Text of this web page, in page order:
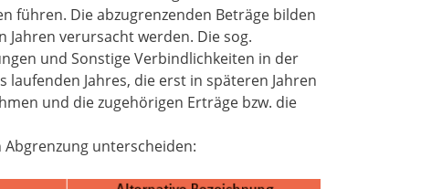
führen. Die abzugrenzenden Beträge bilden
verursacht werden. Die sog.
und Sonstige Verbindlichkeiten in der
Jahres, die erst in späteren Jahren
und die zugehörigen Erträge bzw. die
unterscheiden: